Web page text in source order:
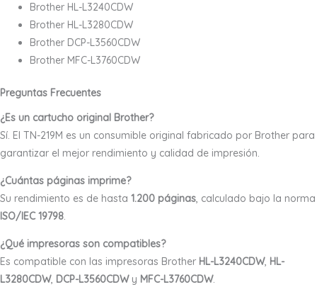
Brother HL-L3240CDW
Brother HL-L3280CDW
Brother DCP-L3560CDW
Brother MFC-L3760CDW
Preguntas Frecuentes
¿Es un cartucho original Brother?
Sí. El TN-219M es un consumible original fabricado por Brother para
garantizar el mejor rendimiento y calidad de impresión.
¿Cuántas páginas imprime?
Su rendimiento es de hasta 1.200 páginas, calculado bajo la norma
ISO/IEC 19798.
¿Qué impresoras son compatibles?
Es compatible con las impresoras Brother HL-L3240CDW, HL-
L3280CDW, DCP-L3560CDWy MFC-L3760CDW.